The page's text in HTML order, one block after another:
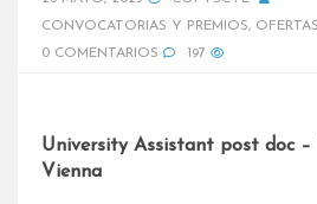
CONVOCATORIAS Y PREMIOS,
0 COMENTARIOS
197
University Assistant post doc –
Vienna